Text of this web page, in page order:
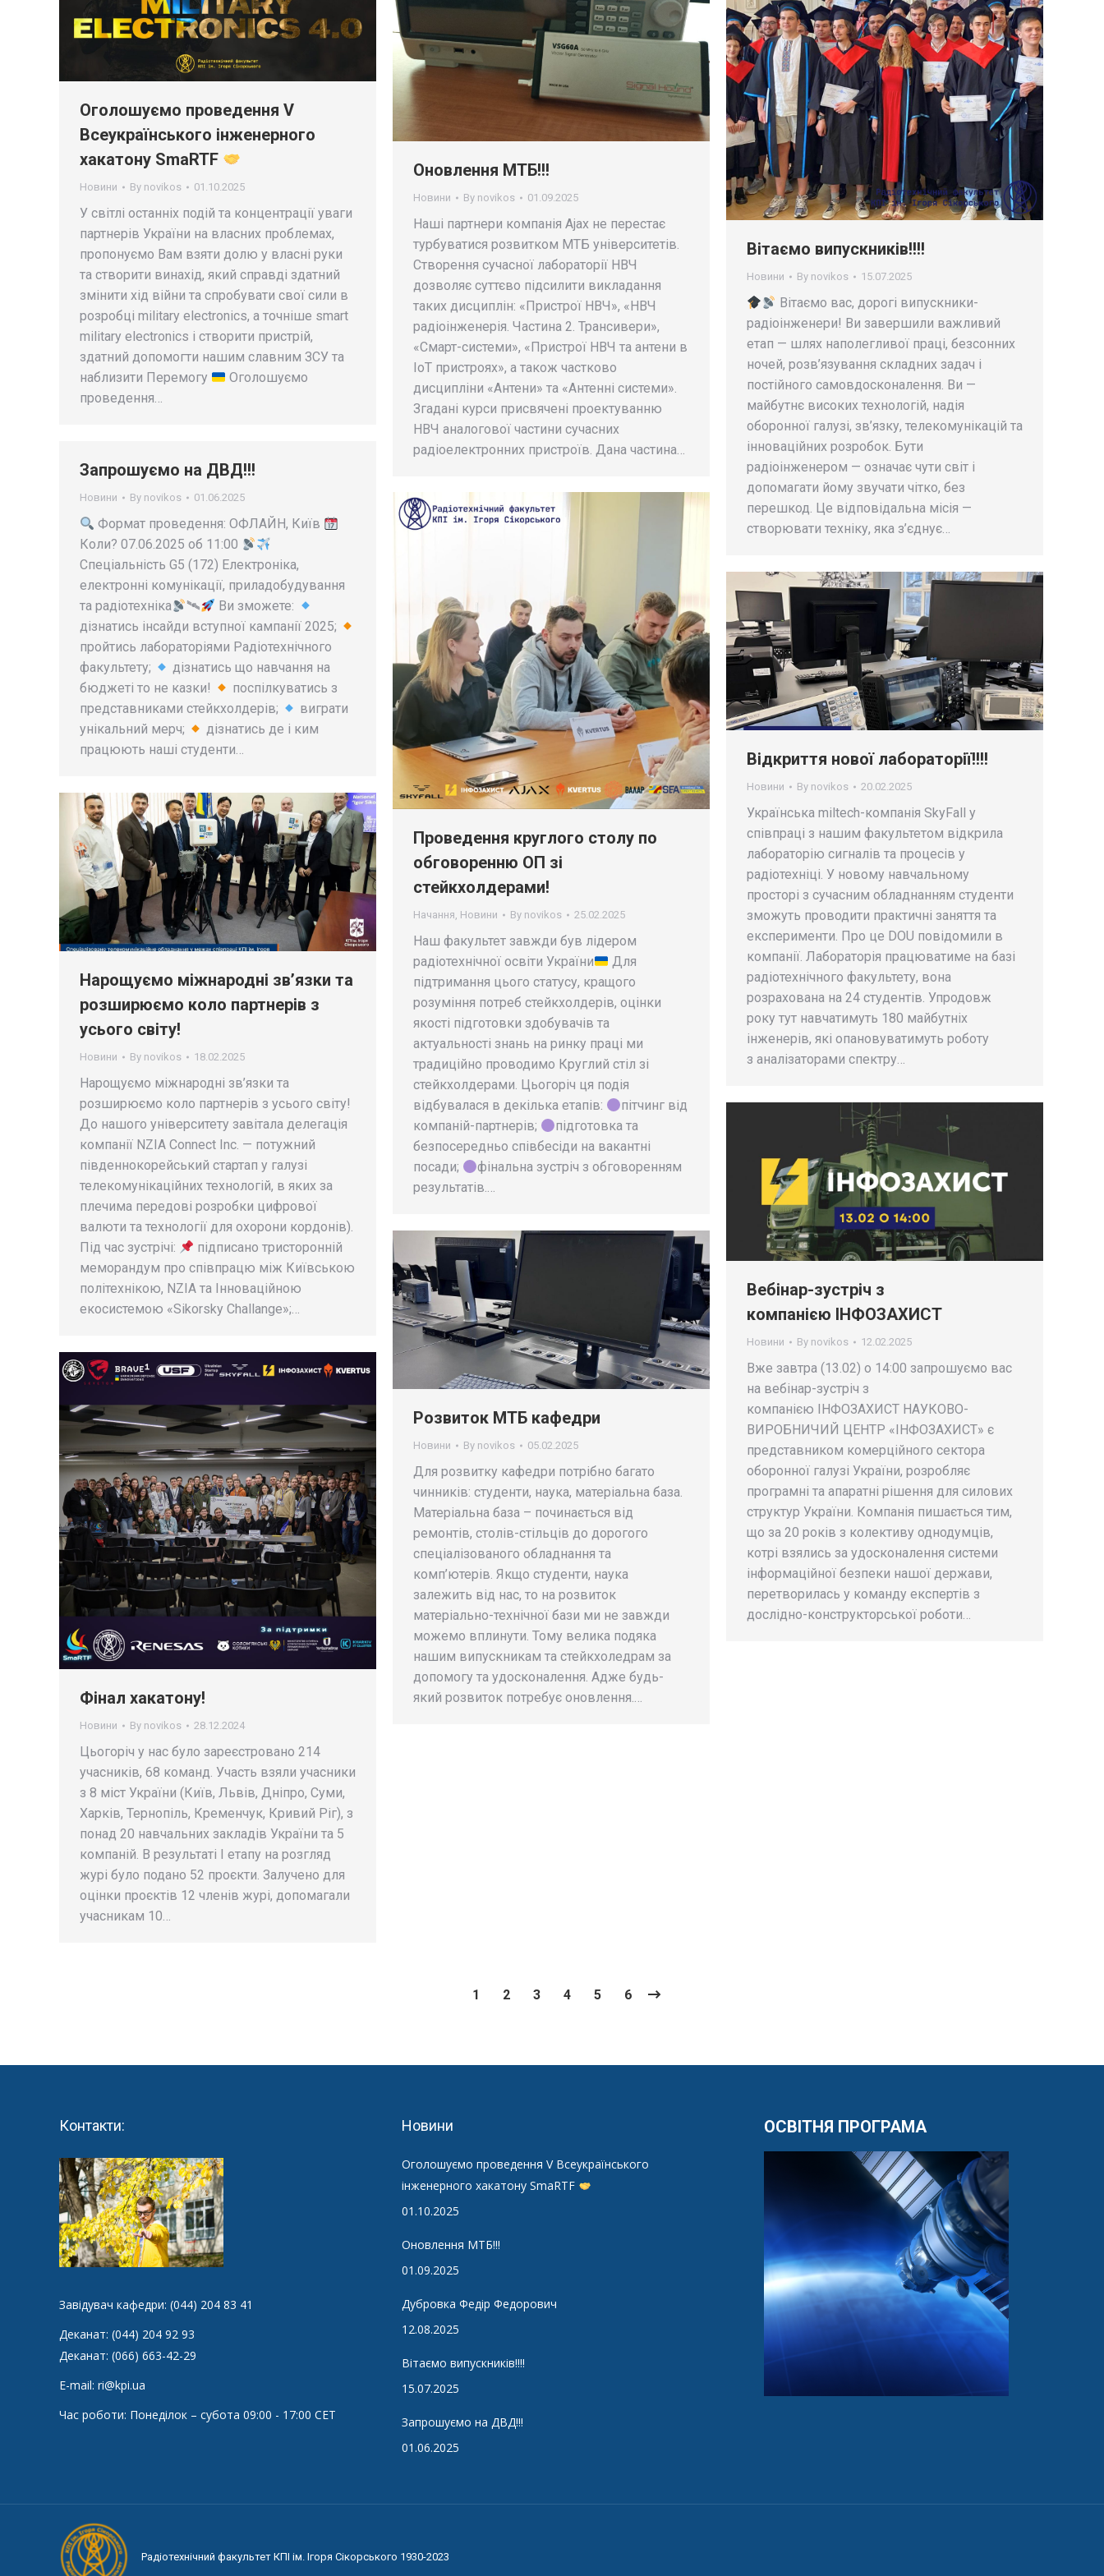
Оголошуємо проведення V
Всеукраїнського інженерного
хакатону SmaRTF
Новини By novikos 01.10.2025
У світлі останніх подій та концентрації уваги
партнерів України на власних проблемах,
пропонуємо Вам взяти долю у власні руки
та створити винахід, який справді здатний
змінити хід війни та спробувати свої сили в
розробці military electronics, а точніше smart
military electronics і створити пристрій,
здатний допомогти нашим славним ЗСУ та
наблизити Перемогу
Оголошуємо
проведення…
Оновлення МТБ!!!
Новини By novikos 01.09.2025
Наші партнери компанія Ajax не перестає
турбуватися розвитком МТБ університетів.
Створення сучасної лабораторії НВЧ
дозволяє суттєво підсилити викладання
таких дисциплін: «Пристрої НВЧ», «НВЧ
радіоінженерія. Частина 2. Трансивери»,
«Смарт-системи», «Пристрої НВЧ та антени в
IoT пристроях», а також частково
дисципліни «Антени» та «Антенні системи».
Згадані курси присвячені проектуванню
НВЧ аналогової частини сучасних
радіоелектронних пристроїв. Дана частина…
Вітаємо випускників!!!!
Новини By novikos 15.07.2025
Вітаємо вас, дорогі випускники-
радіоінженери! Ви завершили важливий
етап — шлях наполегливої праці, безсонних
ночей, розв’язування складних задач і
постійного самовдосконалення. Ви —
майбутнє високих технологій, надія
оборонної галузі, зв’язку, телекомунікацій та
інноваційних розробок. Бути
радіоінженером — означає чути світ і
допомагати йому звучати чітко, без
перешкод. Це відповідальна місія —
створювати техніку, яка з’єднує…
Запрошуємо на ДВД!!!
Новини By novikos 01.06.2025
Формат проведення: ОФЛАЙН, Київ
Коли? 07.06.2025 об 11:00
Спеціальність G5 (172) Електроніка,
електронні комунікації, приладобудування
та радіотехніка
🛰
Ви зможете:
дізнатись інсайди вступної кампанії 2025;
пройтись лабораторіями Радіотехнічного
факультету;
дізнатись що навчання на
бюджеті то не казки!
поспілкуватись з
представниками стейкхолдерів;
виграти
унікальний мерч;
дізнатись де і ким
працюють наші студенти…
Проведення круглого столу по
обговоренню ОП зі
стейкхолдерами!
Начання, Новини By novikos 25.02.2025
Наш факультет завжди був лідером
радіотехнічної освіти України
Для
підтримання цього статусу, кращого
розуміння потреб стейкхолдерів, оцінки
якості підготовки здобувачів та
актуальності знань на ринку праці ми
традиційно проводимо Круглий стіл зі
стейкхолдерами. Цьогоріч ця подія
відбувалася в декілька етапів:
пітчинг від
компаній-партнерів;
підготовка та
безпосередньо співбесіди на вакантні
посади;
фінальна зустріч з обговоренням
результатів.…
Відкриття нової лабораторії!!!!
Новини By novikos 20.02.2025
Українська miltech-компанія SkyFall у
співпраці з нашим факультетом відкрила
лабораторію сигналів та процесів у
радіотехніці. У новому навчальному
просторі з сучасним обладнанням студенти
зможуть проводити практичні заняття та
експерименти. Про це DOU повідомили в
компанії. Лабораторія працюватиме на базі
радіотехнічного факультету, вона
розрахована на 24 студентів. Упродовж
року тут навчатимуть 180 майбутніх
інженерів, які опановуватимуть роботу
з аналізаторами спектру…
Нарощуємо міжнародні зв’язки та
розширюємо коло партнерів з
усього світу!
Новини By novikos 18.02.2025
Нарощуємо міжнародні зв’язки та
розширюємо коло партнерів з усього світу!
До нашого університету завітала делегація
компанії NZIA Connect Inc. — потужний
південнокорейський стартап у галузі
телекомунікаційних технологій, в яких за
плечима передові розробки цифрової
валюти та технології для охорони кордонів).
Під час зустрічі:
підписано тристоронній
меморандум про співпрацю між Київською
політехнікою, NZIA та Інноваційною
екосистемою «Sikorsky Challange»;…
Вебінар-зустріч з
компанією ІНФОЗАХИСТ
Новини By novikos 12.02.2025
Вже завтра (13.02) о 14:00 запрошуємо вас
на вебінар-зустріч з
компанією ІНФОЗАХИСТ НАУКОВО-
ВИРОБНИЧИЙ ЦЕНТР «ІНФОЗАХИСТ» є
представником комерційного сектора
оборонної галузі України, розробляє
програмні та апаратні рішення для силових
структур України. Компанія пишається тим,
що за 20 років з колективу однодумців,
котрі взялись за удосконалення системи
інформаційної безпеки нашої держави,
перетворилась у команду експертів з
дослідно-конструкторської роботи…
Розвиток МТБ кафедри
Новини By novikos 05.02.2025
Для розвитку кафедри потрібно багато
чинників: студенти, наука, матеріальна база.
Матеріальна база – починається від
ремонтів, столів-стільців до дорогого
спеціалізованого обладнання та
комп’ютерів. Якщо студенти, наука
залежить від нас, то на розвиток
матеріально-технічної бази ми не завжди
можемо вплинути. Тому велика подяка
нашим випускникам та стейкхоледрам за
допомогу та удосконалення. Адже будь-
який розвиток потребує оновлення.…
Фінал хакатону!
Новини By novikos 28.12.2024
Цьогоріч у нас було зареєстровано 214
учасників, 68 команд. Участь взяли учасники
з 8 міст України (Київ, Львів, Дніпро, Суми,
Харків, Тернопіль, Кременчук, Кривий Ріг), з
понад 20 навчальних закладів України та 5
компаній. В результаті І етапу на розгляд
журі було подано 52 проєкти. Залучено для
оцінки проєктів 12 членів журі, допомагали
учасникам 10…
1 2 3 4 5 6
Контакти:
Завідувач кафедри: (044) 204 83 41
Деканат: (044) 204 92 93
Деканат: (066) 663-42-29
E-mail: ri@kpi.ua
Час роботи: Понеділок – субота 09:00 - 17:00 CET
Новини
Оголошуємо проведення V Всеукраїнського
інженерного хакатону SmaRTF
01.10.2025
Оновлення МТБ!!!
01.09.2025
Дубровка Федір Федорович
12.08.2025
Вітаємо випускників!!!!
15.07.2025
Запрошуємо на ДВД!!!
01.06.2025
ОСВІТНЯ ПРОГРАМА
Радіотехнічний факультет КПІ ім. Ігоря Сікорського 1930-2023